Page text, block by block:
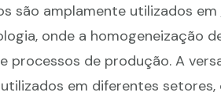
são amplamente utilizados em
onde a homogeneização
processos de produção. A
em diferentes